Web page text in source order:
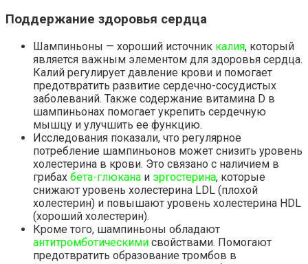
Поддержание здоровья сердца
Шампиньоны — хороший источник калия, который
является важным элементом для здоровья сердца.
Калий регулирует давление крови и помогает
предотвратить развитие сердечно-сосудистых
заболеваний. Также содержание витамина D в
шампиньонах помогает укрепить сердечную
мышцу и улучшить ее функцию.
Исследования показали, что регулярное
потребление шампиньонов может снизить уровень
холестерина в крови. Это связано с наличием в
грибах бета-глюкана и эргостерина, которые
снижают уровень холестерина LDL (плохой
холестерин) и повышают уровень холестерина HDL
(хороший холестерин).
Кроме того, шампиньоны обладают
антитромботическими свойствами. Помогают
предотвратить образование тромбов в